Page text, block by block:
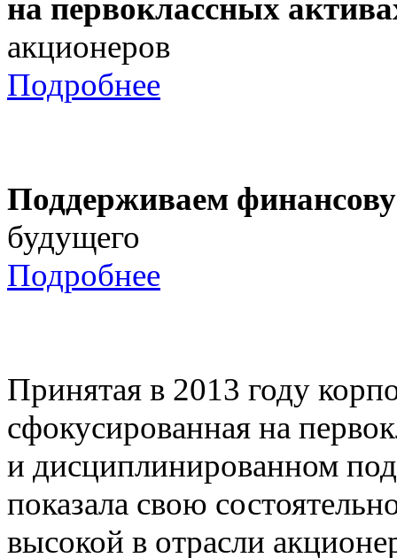
на первоклассных
акционеров
Подробнее
Поддерживаем
будущего
Подробнее
Принятая в 2013 году
сфокусированная на
и дисциплинированном
показала свою
высокой в отрасли